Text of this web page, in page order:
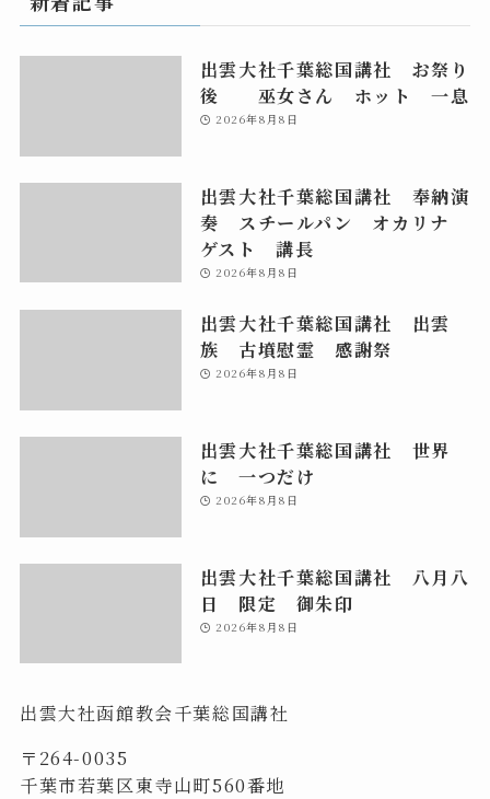
出雲大社千葉総国講社 お祭り
後 巫女さん ホット 一息
2026年8月8日
出雲大社千葉総国講社 奉納演
奏 スチールパン オカリナ
ゲスト 講長
2026年8月8日
出雲大社千葉総国講社 出雲
族 古墳慰霊 感謝祭
2026年8月8日
出雲大社千葉総国講社 世界
に 一つだけ
2026年8月8日
出雲大社千葉総国講社 八月八
日 限定 御朱印
2026年8月8日
出雲大社函館教会千葉総国講社
〒264-0035
千葉市若葉区東寺山町560番地